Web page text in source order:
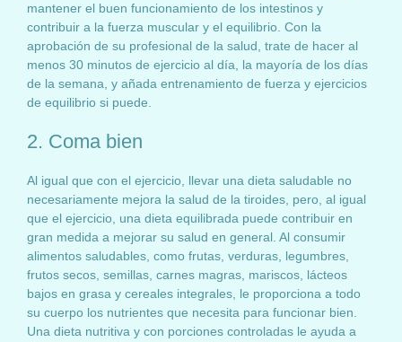
mantener el buen funcionamiento de los intestinos y
contribuir a la fuerza muscular y el equilibrio. Con la
aprobación de su profesional de la salud, trate de hacer al
menos 30 minutos de ejercicio al día, la mayoría de los días
de la semana, y añada entrenamiento de fuerza y ejercicios
de equilibrio si puede.
2. Coma bien
Al igual que con el ejercicio, llevar una dieta saludable no
necesariamente mejora la salud de la tiroides, pero, al igual
que el ejercicio, una dieta equilibrada puede contribuir en
gran medida a mejorar su salud en general. Al consumir
alimentos saludables, como frutas, verduras, legumbres,
frutos secos, semillas, carnes magras, mariscos, lácteos
bajos en grasa y cereales integrales, le proporciona a todo
su cuerpo los nutrientes que necesita para funcionar bien.
Una dieta nutritiva y con porciones controladas le ayuda a